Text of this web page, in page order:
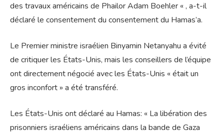
des travaux américains de Phailor Adam Boehler « , a-t-il
déclaré le consentement du consentement du Hamas’a.
Le Premier ministre israélien Binyamin Netanyahu a évité
de critiquer les États-Unis, mais les conseillers de l’équipe
ont directement négocié avec les États-Unis « était un
gros inconfort » a été transféré.
Les États-Unis ont déclaré au Hamas: « La libération des
prisonniers israéliens américains dans la bande de Gaza